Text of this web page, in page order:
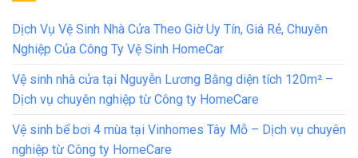
Dịch Vụ Vệ Sinh Nhà Cửa Theo Giờ Uy Tín, Giá Rẻ, Chuyên
Nghiệp Của Công Ty Vệ Sinh HomeCar
Vệ sinh nhà cửa tại Nguyễn Lương Bằng diện tích 120m² –
Dịch vụ chuyên nghiệp từ Công ty HomeCare
Vệ sinh bể bơi 4 mùa tại Vinhomes Tây Mỗ – Dịch vụ chuyên
nghiệp từ Công ty HomeCare